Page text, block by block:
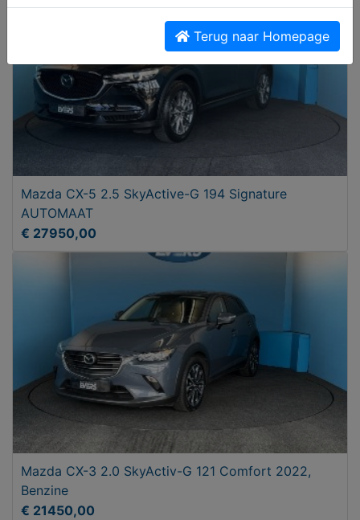
Mazda CX-5 2.5 SkyActive-G 194 Signature
AUTOMAAT
€ 27950,00
Mazda CX-3 2.0 SkyActiv-G 121 Comfort 2022,
Benzine
€ 21450,00
Terug naar Homepage